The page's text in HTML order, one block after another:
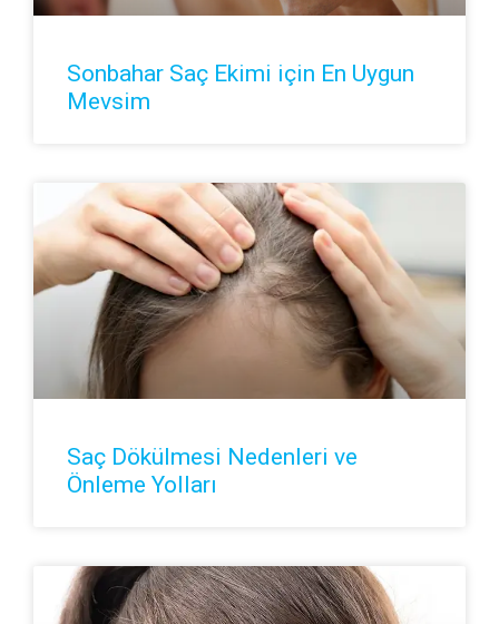
Sonbahar Saç Ekimi için En Uygun
Mevsim
Saç Dökülmesi Nedenleri ve
Önleme Yolları